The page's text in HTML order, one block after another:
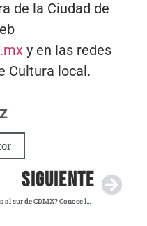
de la Ciudad de
y en las redes
Cultura local.
SIGUIENTE
¿Viajas al sur de CDMX? Conoce las modificaciones por obras en el Tren Ligero